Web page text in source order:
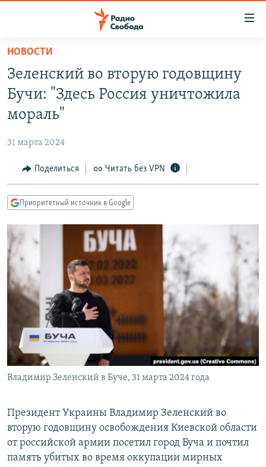
упрощенного
доступа
Вернуться
основному
Вернутся
Вернутся
поиску
ПОДКАСТЫ
АВТОРСКИЕ ПРОЕКТЫ
МНЕНИЯ
КУЛЬТУРА
КАВКАЗ.РЕАЛИИ
СЕВЕР.РЕАЛИИ
СИБИРЬ.РЕАЛИИ
РАСПИСАНИЕ ВЕЩАНИЯ
ПОДПИШИТЕСЬ НА РАССЫЛКУ
СОЦИАЛЬНЫЕ СЕТИ
Все сайты РСЕ/РС
НОВОСТИ
Зеленский во вторую годовщину
Бучи: "Здесь Россия уничтожила
мораль"
31 марта 2024
Поделиться Читать без VPN
Приоритетный источник в Google
Владимир Зеленский в Буче, 31 марта 2024 года
Президент Украины Владимир Зеленский во
вторую годовщину освобождения Киевской области
от российской армии посетил город Буча и почтил
память убитых во время оккупации мирных